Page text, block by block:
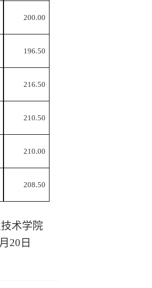
200.00
196.50
216.50
210.50
210.00
208.50
术学院
月 20 日